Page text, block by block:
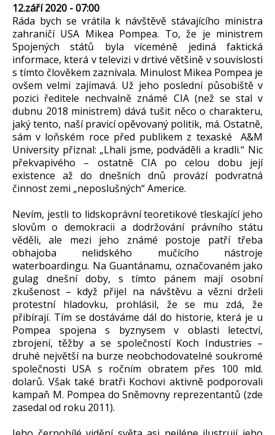
12.září 2020 - 07:00
Ráda bych se vrátila k návštěvě stávajícího ministra
zahraničí USA Mikea Pompea. To, že je ministrem
Spojených států byla víceméně jediná faktická
informace, která v televizi v drtivé většině v souvislosti
s tímto člověkem zaznívala. Minulost Mikea Pompea je
ovšem velmi zajímavá. Už jeho poslední působiště v
pozici ředitele nechvalně známé CIA (než se stal v
dubnu 2018 ministrem) dává tušit něco o charakteru,
jaký tento, naší pravicí opěvovaný politik, má. Ostatně,
sám v loňském roce před publikem z texaské A&M
University přiznal: „Lhali jsme, podváděli a kradli.“ Nic
překvapivého – ostatně CIA po celou dobu její
existence až do dnešních dnů provází podvratná
činnost zemi „neposlušných“ Americe.
Nevím, jestli to lidskoprávní teoretikové tleskající jeho
slovům o demokracii a dodržování právního státu
věděli, ale mezi jeho známé postoje patří třeba
obhajoba nelidského mučícího nástroje
waterboardingu. Na Guantánamu, označovaném jako
gulag dnešní doby, s tímto pánem mají osobní
zkušenost – když přijel na návštěvu a vězni drželi
protestní hladovku, prohlásil, že se mu zdá, že
přibírají. Tím se dostáváme dál do historie, která je u
Pompea spojena s byznysem v oblasti letectví,
zbrojení, těžby a se společností Koch Industries –
druhé největší na burze neobchodovatelné soukromé
společnosti USA s ročním obratem přes 100 mld.
dolarů. Však také bratři Kochovi aktivně podporovali
kampaň M. Pompea do Sněmovny reprezentantů (zde
zasedal od roku 2011).